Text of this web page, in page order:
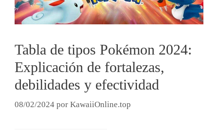
Tabla de tipos Pokémon 2024:
Explicación de fortalezas,
debilidades y efectividad
08/02/2024 por KawaiiOnline.top